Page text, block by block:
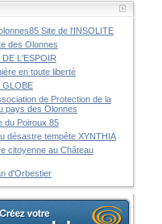
Site de l'INSOLITE
des Olonnes
L'ESPOIR
en toute liberté
GLOBE
de Protection de la
pays des Olonnes
du Poiroux 85
désastre tempête XYNTHIA
citoyenne au Château
d'Orbestier